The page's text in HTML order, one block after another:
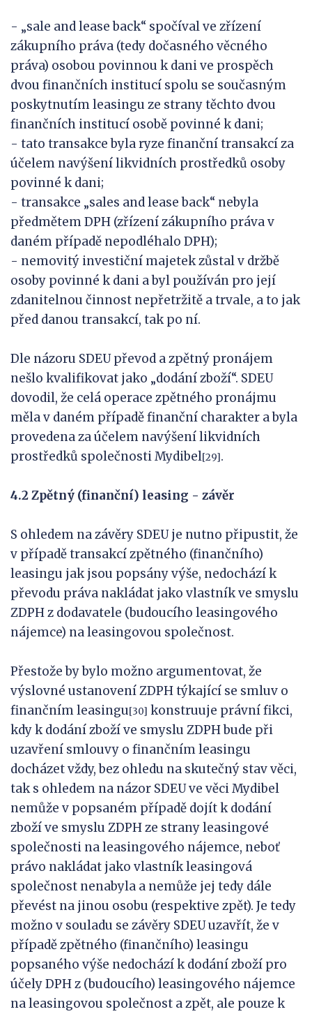
- „sale and lease back“ spočíval ve zřízení
zákupního práva (tedy dočasného věcného
práva) osobou povinnou k dani ve prospěch
dvou finančních institucí spolu se současným
poskytnutím leasingu ze strany těchto dvou
finančních institucí osobě povinné k dani;
- tato transakce byla ryze finanční transakcí za
účelem navýšení likvidních prostředků osoby
povinné k dani;
- transakce „sales and lease back“ nebyla
předmětem DPH (zřízení zákupního práva v
daném případě nepodléhalo DPH);
- nemovitý investiční majetek zůstal v držbě
osoby povinné k dani a byl používán pro její
zdanitelnou činnost nepřetržitě a trvale, a to jak
před danou transakcí, tak po ní.
Dle názoru SDEU převod a zpětný pronájem
nešlo kvalifikovat jako „dodání zboží“. SDEU
dovodil, že celá operace zpětného pronájmu
měla v daném případě finanční charakter a byla
provedena za účelem navýšení likvidních
prostředků společnosti Mydibel[29].
4.2 Zpětný (finanční) leasing - závěr
S ohledem na závěry SDEU je nutno připustit, že
v případě transakcí zpětného (finančního)
leasingu jak jsou popsány výše, nedochází k
převodu práva nakládat jako vlastník ve smyslu
ZDPH z dodavatele (budoucího leasingového
nájemce) na leasingovou společnost.
Přestože by bylo možno argumentovat, že
výslovné ustanovení ZDPH týkající se smluv o
finančním leasingu[30] konstruuje právní fikci,
kdy k dodání zboží ve smyslu ZDPH bude při
uzavření smlouvy o finančním leasingu
docházet vždy, bez ohledu na skutečný stav věci,
tak s ohledem na názor SDEU ve věci Mydibel
nemůže v popsaném případě dojít k dodání
zboží ve smyslu ZDPH ze strany leasingové
společnosti na leasingového nájemce, neboť
právo nakládat jako vlastník leasingová
společnost nenabyla a nemůže jej tedy dále
převést na jinou osobu (respektive zpět). Je tedy
možno v souladu se závěry SDEU uzavřít, že v
případě zpětného (finančního) leasingu
popsaného výše nedochází k dodání zboží pro
účely DPH z (budoucího) leasingového nájemce
na leasingovou společnost a zpět, ale pouze k